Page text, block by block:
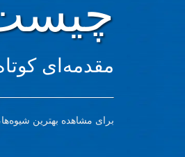
مقدمه‌ای
برای مشاهده بهترین